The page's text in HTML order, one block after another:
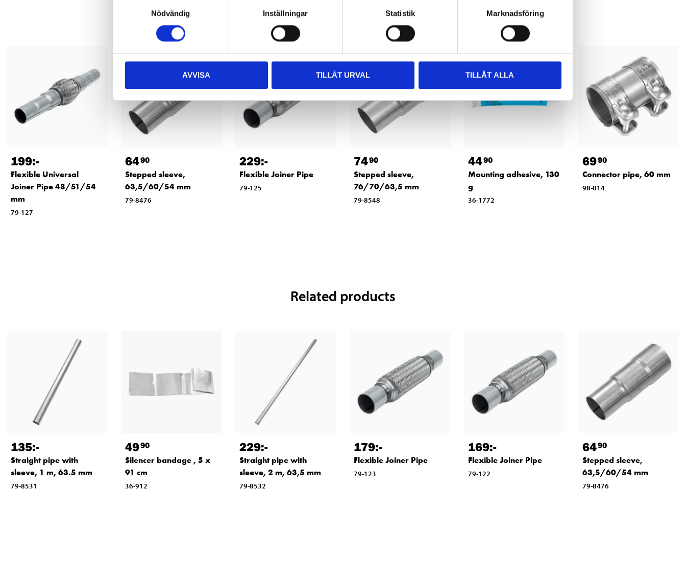
Nödvändig
Inställningar Statistik Marknadsföring
AVVISA TILLÅT URVAL TILLÅT ALLA
Other customers also bought
199:-
Flexible Universal
Joiner Pipe 48/51/54
mm
79-127
6490
Stepped sleeve,
63,5/60/54 mm
79-8476
229:-
Flexible Joiner Pipe
79-125
7490
Stepped sleeve,
76/70/63,5 mm
79-8548
4490
Mounting adhesive, 130
g
36-1772
6990
Connector pipe, 60 mm
98-014
Related products
135:-
Straight pipe with
sleeve, 1 m, 63.5 mm
79-8531
4990
Silencer bandage , 5 x
91 cm
36-912
229:-
Straight pipe with
sleeve, 2 m, 63,5 mm
79-8532
179:-
Flexible Joiner Pipe
79-123
169:-
Flexible Joiner Pipe
79-122
6490
Stepped sleeve,
63,5/60/54 mm
79-8476